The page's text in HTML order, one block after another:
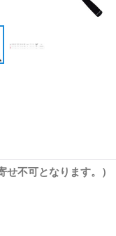
不可となります。）